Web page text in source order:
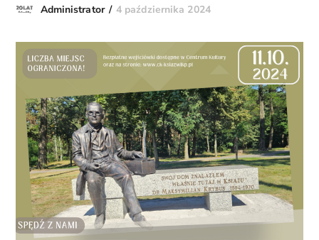
Administrator 4 października 2024